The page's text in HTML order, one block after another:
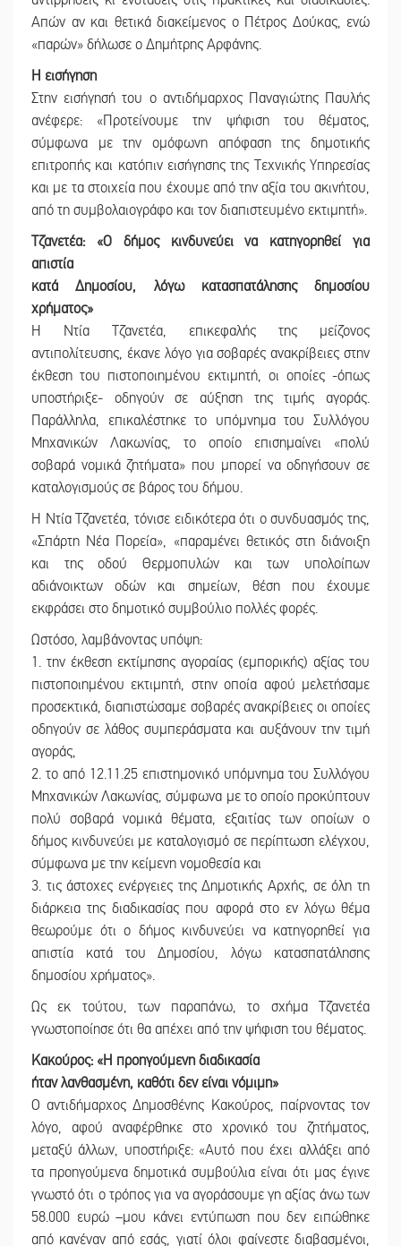
Απών αν και θετικά διακείμενος ο Πέτρος Δούκας, ενώ
«παρών» δήλωσε ο Δημήτρης Αρφάνης.
Η εισήγηση
Στην εισήγησή του ο αντιδήμαρχος Παναγιώτης Παυλής
ανέφερε: «Προτείνουμε την ψήφιση του θέματος,
σύμφωνα με την ομόφωνη απόφαση της δημοτικής
επιτροπής και κατόπιν εισήγησης της Τεχνικής Υπηρεσίας
και με τα στοιχεία που έχουμε από την αξία του ακινήτου,
από τη συμβολαιογράφο και τον διαπιστευμένο εκτιμητή».
Τζανετέα: «Ο δήμος κινδυνεύει να κατηγορηθεί για
απιστία
κατά Δημοσίου, λόγω κατασπατάλησης δημοσίου
χρήματος»
Η Ντία Τζανετέα, επικεφαλής της μείζονος
αντιπολίτευσης, έκανε λόγο για σοβαρές ανακρίβειες στην
έκθεση του πιστοποιημένου εκτιμητή, οι οποίες -όπως
υποστήριξε- οδηγούν σε αύξηση της τιμής αγοράς.
Παράλληλα, επικαλέστηκε το υπόμνημα του Συλλόγου
Μηχανικών Λακωνίας, το οποίο επισημαίνει «πολύ
σοβαρά νομικά ζητήματα» που μπορεί να οδηγήσουν σε
καταλογισμούς σε βάρος του δήμου.
Η Ντία Τζανετέα, τόνισε ειδικότερα ότι ο συνδυασμός της,
«Σπάρτη Νέα Πορεία», «παραμένει θετικός στη διάνοιξη
και της οδού Θερμοπυλών και των υπολοίπων
αδιάνοικτων οδών και σημείων, θέση που έχουμε
εκφράσει στο δημοτικό συμβούλιο πολλές φορές.
Ωστόσο, λαμβάνοντας υπόψη:
1. την έκθεση εκτίμησης αγοραίας (εμπορικής) αξίας του
πιστοποιημένου εκτιμητή, στην οποία αφού μελετήσαμε
προσεκτικά, διαπιστώσαμε σοβαρές ανακρίβειες οι οποίες
οδηγούν σε λάθος συμπεράσματα και αυξάνουν την τιμή
αγοράς,
2. το από 12.11.25 επιστημονικό υπόμνημα του Συλλόγου
Μηχανικών Λακωνίας, σύμφωνα με το οποίο προκύπτουν
πολύ σοβαρά νομικά θέματα, εξαιτίας των οποίων ο
δήμος κινδυνεύει με καταλογισμό σε περίπτωση ελέγχου,
σύμφωνα με την κείμενη νομοθεσία και
3. τις άστοχες ενέργειες της Δημοτικής Αρχής, σε όλη τη
διάρκεια της διαδικασίας που αφορά στο εν λόγω θέμα
θεωρούμε ότι ο δήμος κινδυνεύει να κατηγορηθεί για
απιστία κατά του Δημοσίου, λόγω κατασπατάλησης
δημοσίου χρήματος».
Ως εκ τούτου, των παραπάνω, το σχήμα Τζανετέα
γνωστοποίησε ότι θα απέχει από την ψήφιση του θέματος.
Κακούρος: «Η προηγούμενη διαδικασία
ήταν λανθασμένη, καθότι δεν είναι νόμιμη»
Ο αντιδήμαρχος Δημοσθένης Κακούρος, παίρνοντας τον
λόγο, αφού αναφέρθηκε στο χρονικό του ζητήματος,
μεταξύ άλλων, υποστήριξε: «Αυτό που έχει αλλάξει από
τα προηγούμενα δημοτικά συμβούλια είναι ότι μας έγινε
γνωστό ότι ο τρόπος για να αγοράσουμε γη αξίας άνω των
58.000 ευρώ –μου κάνει εντύπωση που δεν ειπώθηκε
από κανέναν από εσάς, γιατί όλοι φαίνεστε διαβασμένοι,